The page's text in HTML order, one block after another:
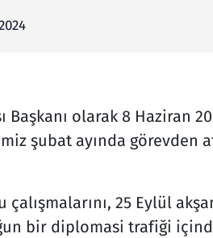
olarak 8 Haziran
şubat ayında görevden
25 Eylül
bir diplomasi trafiği